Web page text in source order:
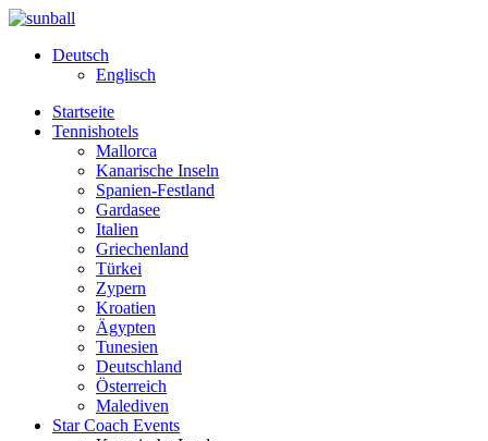
Deutsch
Englisch
Startseite
Tennishotels
Mallorca
Kanarische Inseln
Spanien-Festland
Gardasee
Italien
Griechenland
Türkei
Zypern
Kroatien
Ägypten
Tunesien
Deutschland
Österreich
Malediven
Star Coach Events